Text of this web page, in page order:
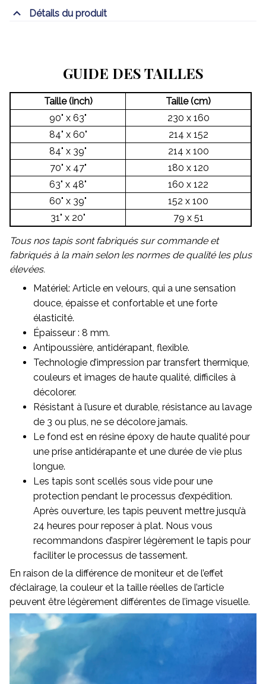
Détails du produit
GUIDE DES TAILLES
Taille (inch)
Taille (cm)
90" x 63"
230 x 160
84" x 60"
214 x 152
84" x 39"
214 x 100
70" x 47"
180 x 120
63" x 48"
160 x 122
60" x 39"
152 x 100
31" x 20"
79 x 51
Tous nos tapis sont fabriqués sur commande et
fabriqués à la main selon les normes de qualité les plus
élevées.
Matériel: Article en velours, qui a une sensation
douce, épaisse et confortable et une forte
élasticité.
Épaisseur : 8 mm.
Antipoussière, antidérapant, flexible.
Technologie d’impression par transfert thermique,
couleurs et images de haute qualité, difficiles à
décolorer.
Résistant à l’usure et durable, résistance au lavage
de 3 ou plus, ne se décolore jamais.
Le fond est en résine époxy de haute qualité pour
une prise antidérapante et une durée de vie plus
longue.
Les tapis sont scellés sous vide pour une
protection pendant le processus d’expédition.
Après ouverture, les tapis peuvent mettre jusqu’à
24 heures pour reposer à plat. Nous vous
recommandons d’aspirer légèrement le tapis pour
faciliter le processus de tassement.
En raison de la différence de moniteur et de l’effet
d’éclairage, la couleur et la taille réelles de l’article
peuvent être légèrement différentes de l’image visuelle.